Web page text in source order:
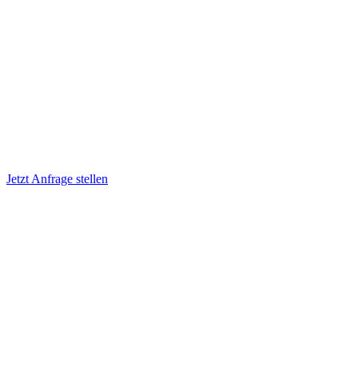
Jetzt Anfrage stellen